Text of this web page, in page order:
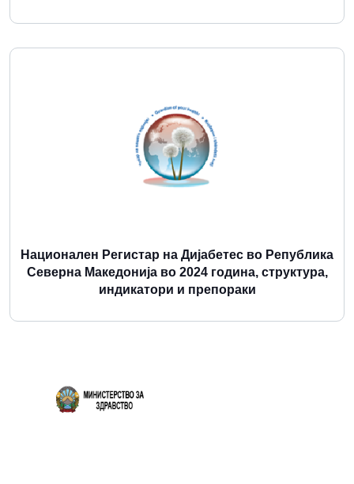
Повеќе
Национален Регистар на Дијабетес во Република
Северна Македонија во 2024 година, структура,
индикатори и препораки